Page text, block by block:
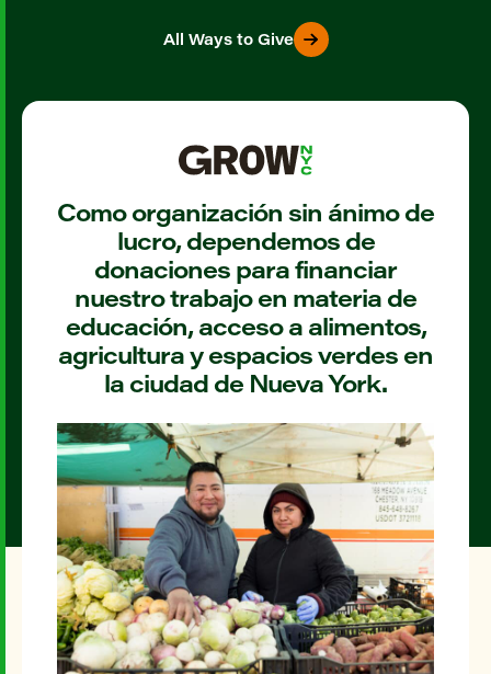
All Ways to Give
Como organización sin ánimo de
lucro, dependemos de
donaciones para financiar
nuestro trabajo en materia de
educación, acceso a alimentos,
agricultura y espacios verdes en
la ciudad de Nueva York.